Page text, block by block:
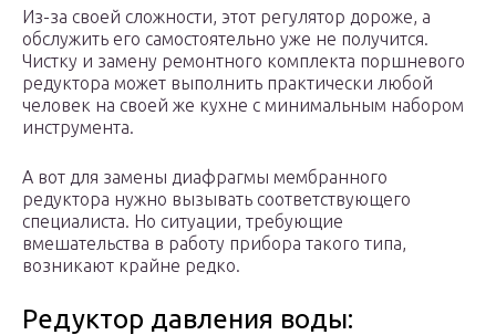
Из-за своей сложности, этот регулятор дороже, а
обслужить его самостоятельно уже не получится.
Чистку и замену ремонтного комплекта поршневого
редуктора может выполнить практически любой
человек на своей же кухне с минимальным набором
инструмента.
А вот для замены диафрагмы мембранного
редуктора нужно вызывать соответствующего
специалиста. Но ситуации, требующие
вмешательства в работу прибора такого типа,
возникают крайне редко.
Редуктор давления воды: